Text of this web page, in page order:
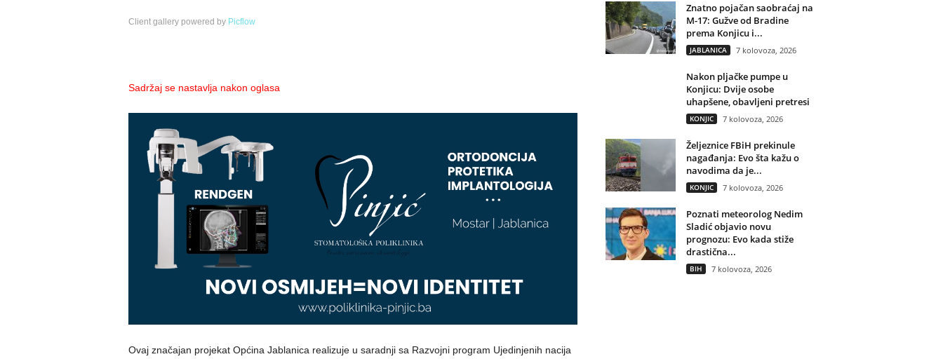
Client gallery powered by Picflow
Sadržaj se nastavlja nakon oglasa
Ovaj značajan projekat Općina Jablanica realizuje u saradnji sa Razvojni program Ujedinjenih nacija
Znatno pojačan saobraćaj na
M-17: Gužve od Bradine
prema Konjicu i...
JABLANICA 7 kolovoza, 2026
Nakon pljačke pumpe u
Konjicu: Dvije osobe
uhapšene, obavljeni pretresi
KONJIC 7 kolovoza, 2026
Željeznice FBiH prekinule
nagađanja: Evo šta kažu o
navodima da je...
KONJIC 7 kolovoza, 2026
Poznati meteorolog Nedim
Sladić objavio novu
prognozu: Evo kada stiže
drastična...
BIH 7 kolovoza, 2026